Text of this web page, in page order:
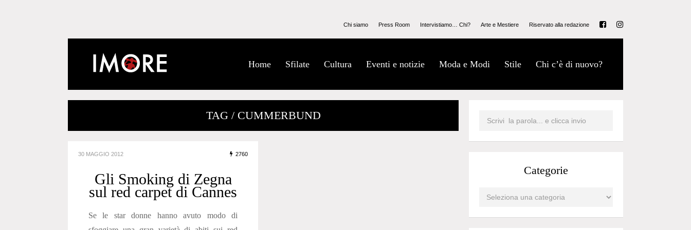
Chi siamo Press Room Intervistiamo… Chi? Arte e Mestiere Riservato alla redazione
Home Sfilate Cultura Eventi e notizie Moda e Modi Stile Chi c’è di nuovo?
TAG / CUMMERBUND
30 MAGGIO 2012 2760
Gli Smoking di Zegna
sul red carpet di Cannes
Se le star donne hanno avuto modo di
Categorie